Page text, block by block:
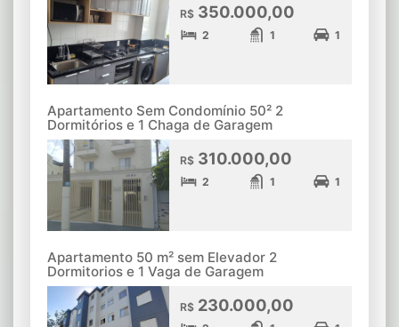
R$350.000,00
2 1 1
Apartamento Sem Condomínio 50² 2
Dormitórios e 1 Chaga de Garagem
R$310.000,00
2 1 1
Apartamento 50 m² sem Elevador 2
Dormitorios e 1 Vaga de Garagem
R$230.000,00